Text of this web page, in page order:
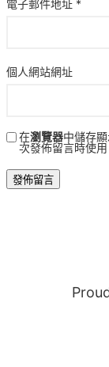
電子郵件地址 *
個人網站網址
在瀏覽器中儲存
次發佈留言時使用